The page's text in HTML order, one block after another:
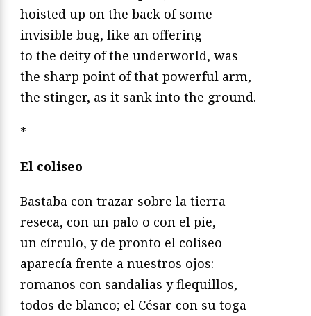
hoisted up on the back of some
invisible bug, like an offering
to the deity of the underworld, was
the sharp point of that powerful arm,
the stinger, as it sank into the ground.
*
El coliseo
Bastaba con trazar sobre la tierra
reseca, con un palo o con el pie,
un círculo, y de pronto el coliseo
aparecía frente a nuestros ojos:
romanos con sandalias y flequillos,
todos de blanco; el César con su toga